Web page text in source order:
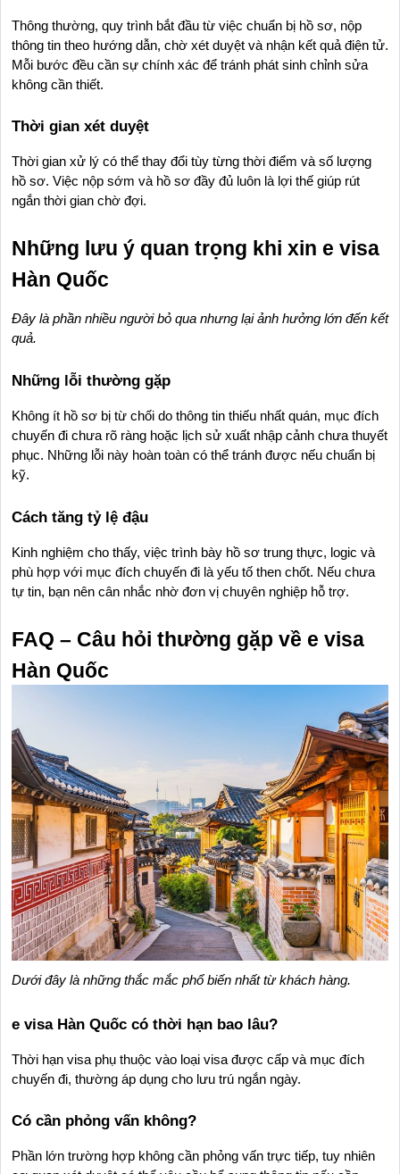
Thông thường, quy trình bắt đầu từ việc chuẩn bị hồ sơ, nộp
thông tin theo hướng dẫn, chờ xét duyệt và nhận kết quả điện tử.
Mỗi bước đều cần sự chính xác để tránh phát sinh chỉnh sửa
không cần thiết.
Thời gian xét duyệt
Thời gian xử lý có thể thay đổi tùy từng thời điểm và số lượng
hồ sơ. Việc nộp sớm và hồ sơ đầy đủ luôn là lợi thế giúp rút
ngắn thời gian chờ đợi.
Những lưu ý quan trọng khi xin e visa
Hàn Quốc
Đây là phần nhiều người bỏ qua nhưng lại ảnh hưởng lớn đến kết
quả.
Những lỗi thường gặp
Không ít hồ sơ bị từ chối do thông tin thiếu nhất quán, mục đích
chuyến đi chưa rõ ràng hoặc lịch sử xuất nhập cảnh chưa thuyết
phục. Những lỗi này hoàn toàn có thể tránh được nếu chuẩn bị
kỹ.
Cách tăng tỷ lệ đậu
Kinh nghiệm cho thấy, việc trình bày hồ sơ trung thực, logic và
phù hợp với mục đích chuyến đi là yếu tố then chốt. Nếu chưa
tự tin, bạn nên cân nhắc nhờ đơn vị chuyên nghiệp hỗ trợ.
FAQ – Câu hỏi thường gặp về e visa
Hàn Quốc
Dưới đây là những thắc mắc phổ biến nhất từ khách hàng.
e visa Hàn Quốc có thời hạn bao lâu?
Thời hạn visa phụ thuộc vào loại visa được cấp và mục đích
chuyến đi, thường áp dụng cho lưu trú ngắn ngày.
Có cần phỏng vấn không?
Phần lớn trường hợp không cần phỏng vấn trực tiếp, tuy nhiên